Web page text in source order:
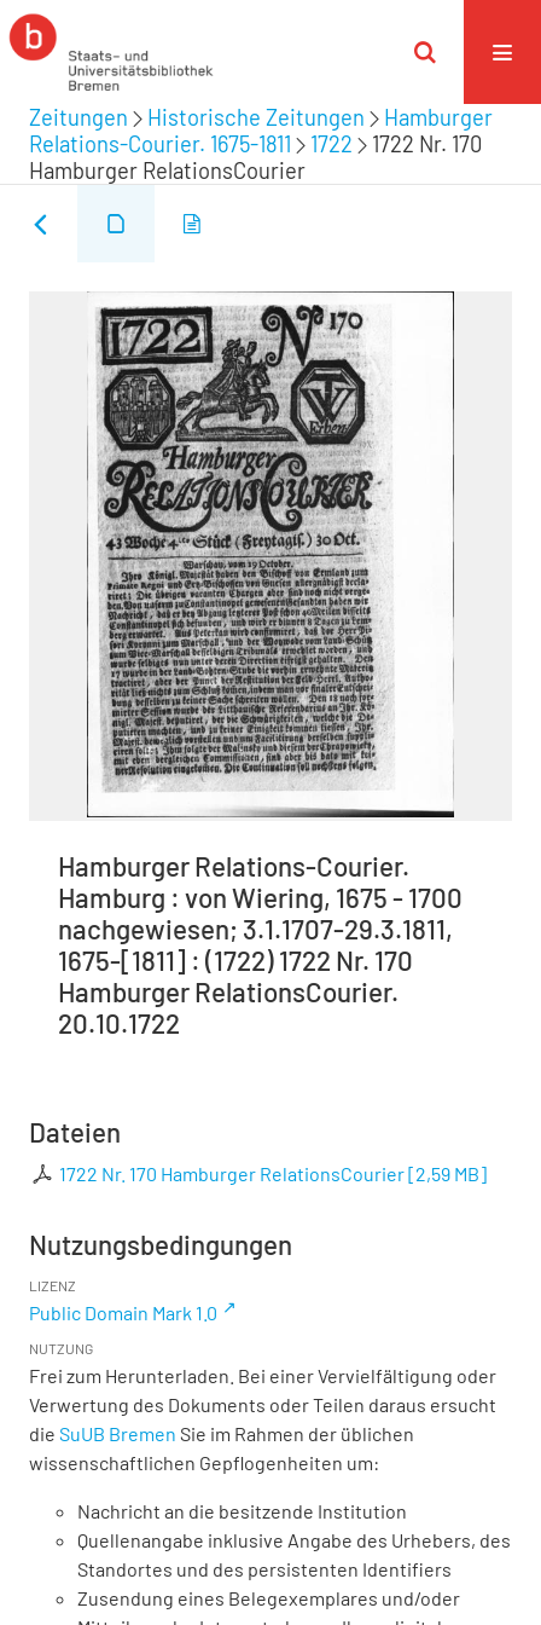
Zeitungen Historische Zeitungen
Hamburger
Relations-Courier. 1675-1811
1722
1722 Nr. 170
Hamburger RelationsCourier
Hamburger Relations-Courier.
Hamburg : von Wiering, 1675 - 1700
nachgewiesen; 3.1.1707-29.3.1811,
1675-[1811] : (1722) 1722 Nr. 170
Hamburger RelationsCourier.
20.10.1722
Dateien
1722 Nr. 170 Hamburger RelationsCourier[2,59 MB]
Nutzungsbedingungen
LIZENZ
Public Domain Mark 1.0
NUTZUNG
Frei zum Herunterladen. Bei einer Vervielfältigung oder
Verwertung des Dokuments oder Teilen daraus ersucht
die SuUB Bremen Sie im Rahmen der üblichen
wissenschaftlichen Gepflogenheiten um:
Nachricht an die besitzende Institution
Quellenangabe inklusive Angabe des Urhebers, des
Standortes und des persistenten Identifiers
Zusendung eines Belegexemplares und/oder